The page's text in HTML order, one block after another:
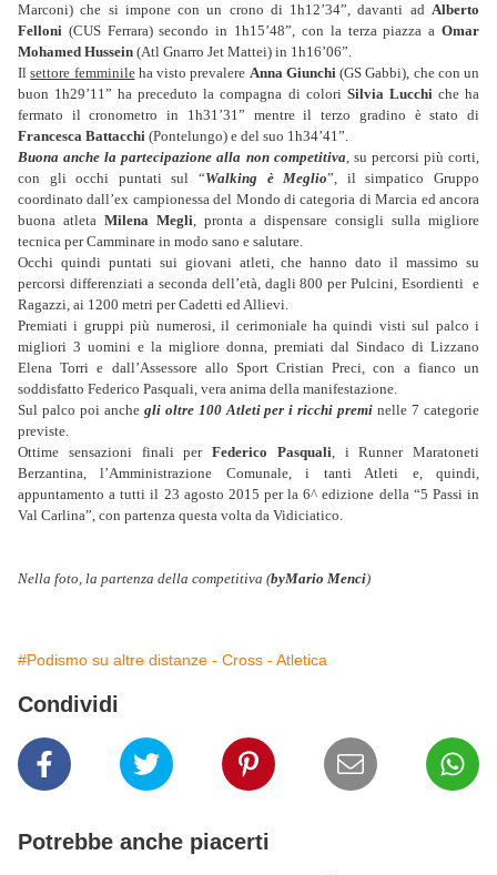
Marconi) che si impone con un crono di 1h12’34”, davanti ad Alberto
Felloni (CUS Ferrara) secondo in 1h15’48”, con la terza piazza a Omar
Mohamed Hussein (Atl Gnarro Jet Mattei) in 1h16’06”.
Ilsettore femminileha visto prevalere Anna Giunchi(GS Gabbi), che con un
buon 1h29’11” ha preceduto la compagna di colori Silvia Lucchiche ha
fermato il cronometro in 1h31’31” mentre il terzo gradino è stato di
Francesca Battacchi (Pontelungo) e del suo 1h34’41”.
Buona anche la partecipazione alla non competitiva, su percorsi più corti,
con gli occhi puntati sul “Walking è Meglio”, il simpatico Gruppo
coordinato dall’ex campionessa del Mondo di categoria di Marcia ed ancora
buona atleta Milena Megli, pronta a dispensare consigli sulla migliore
tecnica per Camminare in modo sano e salutare.
Occhi quindi puntati sui giovani atleti, che hanno dato il massimo su
percorsi differenziati a seconda dell’età, dagli 800 per Pulcini, Esordienti e
Ragazzi, ai 1200 metri per Cadetti ed Allievi.
Premiati i gruppi più numerosi, il cerimoniale ha quindi visti sul palco i
migliori 3 uomini e la migliore donna, premiati dal Sindaco di Lizzano
Elena Torri e dall’Assessore allo Sport Cristian Preci, con a fianco un
soddisfatto Federico Pasquali, vera anima della manifestazione.
Sul palco poi anche gli oltre 100 Atleti per i ricchi premi nelle 7 categorie
previste.
Ottime sensazioni finali per Federico Pasquali, i Runner Maratoneti
Berzantina, l’Amministrazione Comunale, i tanti Atleti e, quindi,
appuntamento a tutti il 23 agosto 2015 per la 6^ edizione della “5 Passi in
Val Carlina”, con partenza questa volta da Vidiciatico.
Nella foto, la partenza della competitiva (byMario Menci)
#Podismo su altre distanze - Cross - Atletica
Condividi
Potrebbe anche piacerti